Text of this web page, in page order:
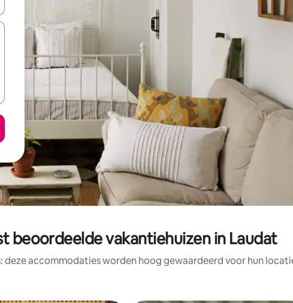
beoordeelde vakantiehuizen in Laudat
deze accommodaties worden hoog gewaardeerd voor hun